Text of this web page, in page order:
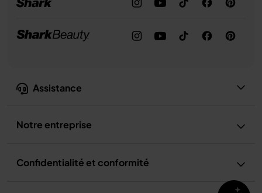
Assistance
Notre entreprise
Confidentialité et conformité